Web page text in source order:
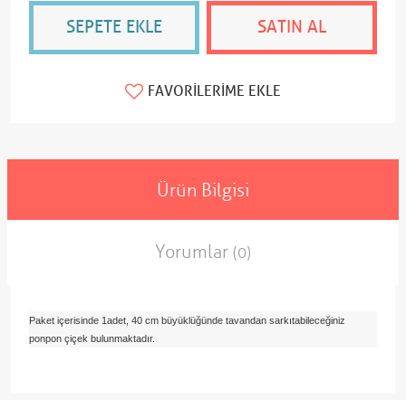
SEPETE EKLE SATIN AL
FAVORILERIME EKLE
Ürün Bilgisi
Yorumlar (0)
Paket içerisinde 1adet, 40 cm büyüklüğünde tavandan sarkıtabileceğiniz
ponpon çiçek bulunmaktadır.